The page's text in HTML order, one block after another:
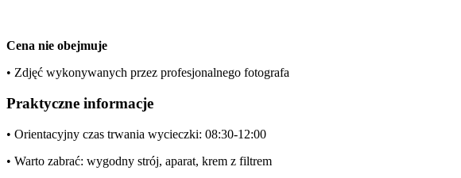
Cena nie obejmuje
• Zdjęć wykonywanych przez profesjonalnego fotografa
Praktyczne informacje
• Orientacyjny czas trwania wycieczki: 08:30-12:00
• Warto zabrać: wygodny strój, aparat, krem z filtrem